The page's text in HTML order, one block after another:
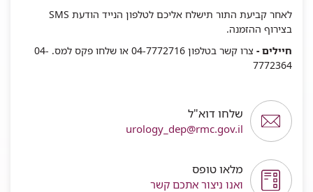
לאחר קביעת התור תישלח אליכם לטלפון הנייד הודעת SMS
בצירוף ההזמנה.
חיילים -
צרו קשר בטלפון 04-7772716 או שלחו פקס למס. 04-
7772364
שלחו דוא"ל
urology_dep@rmc.gov.il
מלאו טופס
ואנו ניצור אתכם קשר